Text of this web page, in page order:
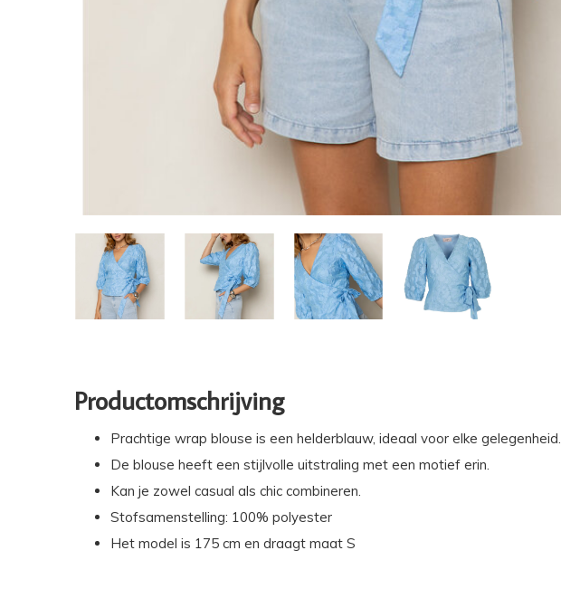
Productomschrijving
Prachtige wrap blouse is een helderblauw, ideaal voor elke gelegenheid.
De blouse heeft een stijlvolle uitstraling met een motief erin.
Kan je zowel casual als chic combineren.
Stofsamenstelling: 100% polyester
Het model is 175 cm en draagt maat S